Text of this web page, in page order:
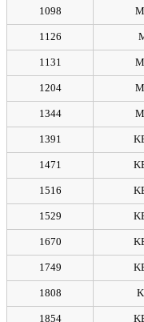
1098
1126
1131
1204
1344
1391
1471
1516
1529
1670
1749
1808
1854